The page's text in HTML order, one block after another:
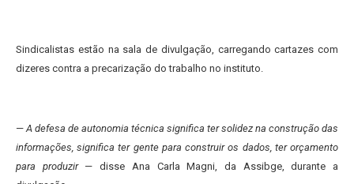
Sindicalistas estão na sala de divulgação, carregando cartazes com
dizeres contra a precarização do trabalho no instituto.
—A defesa de autonomia técnica significa ter solidez na construção das
informações, significa ter gente para construir os dados, ter orçamento
para produzir— disse Ana Carla Magni, da Assibge, durante a